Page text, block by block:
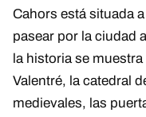
Cahors está situada
pasear por la ciudad
la historia se
Valentré, la catedral
medievales, las